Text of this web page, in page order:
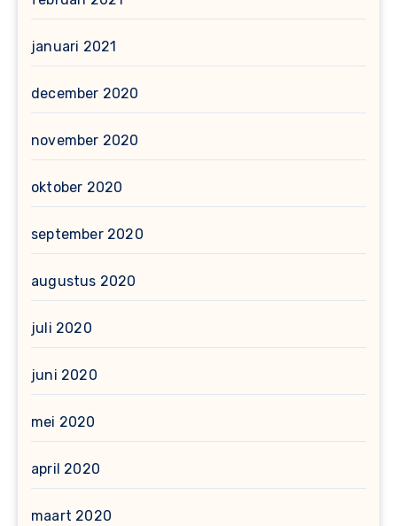
januari 2021
december 2020
november 2020
oktober 2020
september 2020
augustus 2020
juli 2020
juni 2020
mei 2020
april 2020
maart 2020